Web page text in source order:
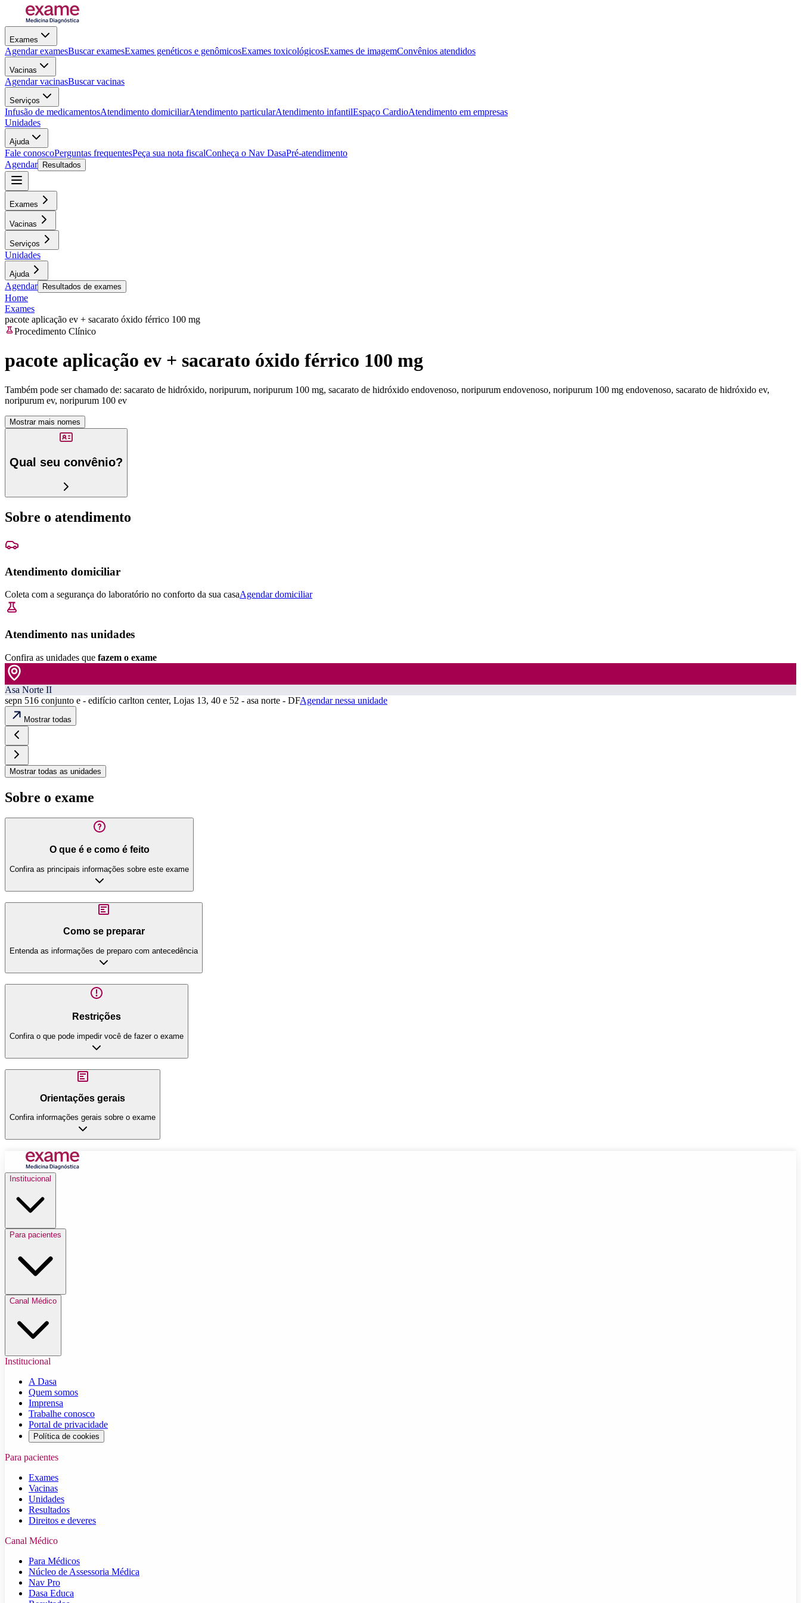
Exames
Agendar examesBuscar examesExames genéticos e genômicosExames toxicológicosExames de imagemConvênios atendidos
Vacinas
Agendar vacinasBuscar vacinas
Serviços
Infusão de medicamentosAtendimento domiciliarAtendimento particularAtendimento infantilEspaço CardioAtendimento em empresas
Unidades
Ajuda
Fale conoscoPerguntas frequentesPeça sua nota fiscalConheça o Nav DasaPré-atendimento
Agendar
Resultados
Exames
Vacinas
Serviços
Unidades
Ajuda
Agendar Resultados de exames
Home
Exames
pacote aplicação ev + sacarato óxido férrico 100 mg
Procedimento Clínico
pacote aplicação ev + sacarato óxido férrico 100 mg
Também pode ser chamado de: sacarato de hidróxido, noripurum, noripurum 100 mg, sacarato de hidróxido endovenoso, noripurum endovenoso, noripurum 100 mg endovenoso, sacarato de hidróxido ev,
noripurum ev, noripurum 100 ev
Mostrar mais nomes
Qual seu convênio?
Sobre o atendimento
Atendimento domiciliar
Coleta com a segurança do laboratório no conforto da sua casaAgendar domiciliar
Atendimento nas unidades
Confira as unidades que fazem o exame
Asa Norte II
sepn 516 conjunto e - edifício carlton center, Lojas 13, 40 e 52 - asa norte - DFAgendar nessa unidade
Mostrar todas
Mostrar todas as unidades
Sobre o exame
O que é e como é feito
Confira as principais informações sobre este exame
Como se preparar
Entenda as informações de preparo com antecedência
Restrições
Confira o que pode impedir você de fazer o exame
Orientações gerais
Confira informações gerais sobre o exame
Institucional
Para pacientes
Canal Médico
Institucional
A Dasa
Quem somos
Imprensa
Trabalhe conosco
Portal de privacidade
Política de cookies
Para pacientes
Exames
Vacinas
Unidades
Resultados
Direitos e deveres
Canal Médico
Para Médicos
Núcleo de Assessoria Médica
Nav Pro
Dasa Educa